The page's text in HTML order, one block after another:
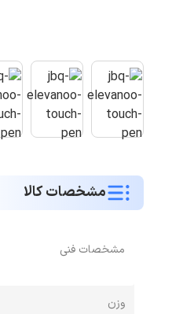
مشخصات کالا
مشخصات فنی
وزن